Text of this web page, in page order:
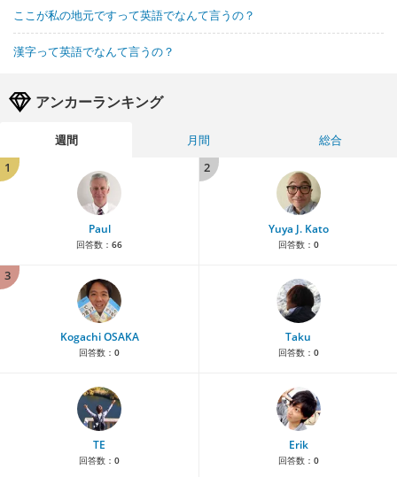
ここが私の地元ですって英語でなんて言うの？
漢字って英語でなんて言うの？
アンカーランキング
週間 月間
総合
1
Paul
回答数： 66
2
Yuya J. Kato
回答数： 0
3
Kogachi OSAKA
回答数： 0
Taku
回答数： 0
TE
回答数： 0
Erik
回答数： 0